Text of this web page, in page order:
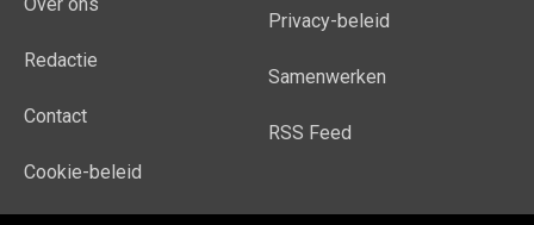
Redactie
Contact
Cookie-beleid
Privacy-beleid
Samenwerken
RSS Feed